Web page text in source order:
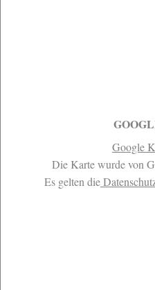
Google
Die Karte wurde von
Es gelten die